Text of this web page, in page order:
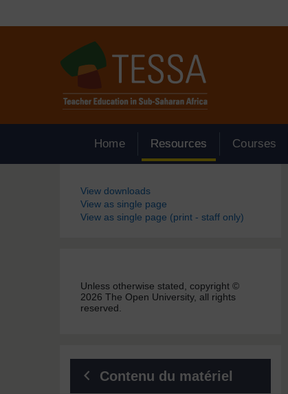
Home Resources Courses
Blocs
View downloads
View as single page
View as single page (print - staff only)
Unless otherwise stated, copyright ©
2026 The Open University, all rights
reserved.
Contenu du matériel